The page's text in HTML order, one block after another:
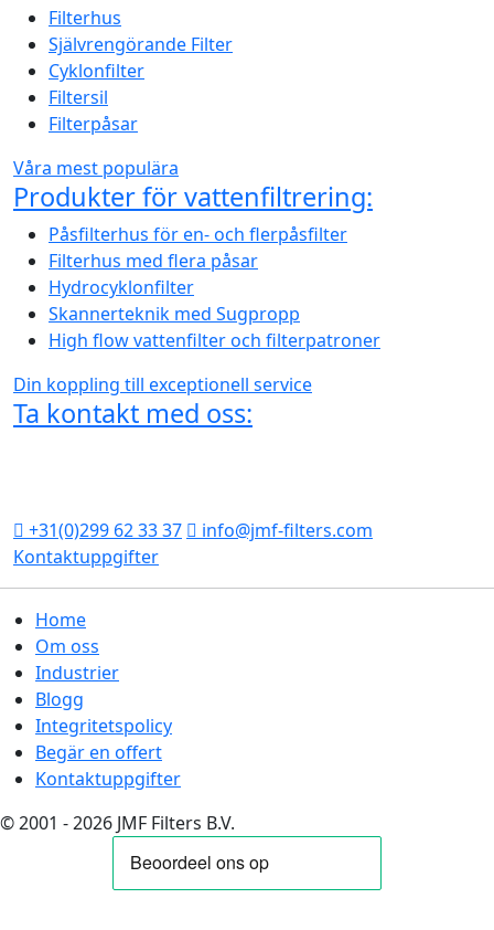
Filterhus
Självrengörande Filter
Cyklonfilter
Filtersil
Filterpåsar
Våra mest populära
Produkter för vattenfiltrering:
Påsfilterhus för en- och flerpåsfilter
Filterhus med flera påsar
Hydrocyklonfilter
Skannerteknik med Sugpropp
High flow vattenfilter och filterpatroner
Din koppling till exceptionell service
Ta kontakt med oss:
+31(0)299 62 33 37
info@jmf-filters.com
Kontaktuppgifter
Home
Om oss
Industrier
Blogg
Integritetspolicy
Begär en offert
Kontaktuppgifter
© 2001 - 2026 JMF Filters B.V.